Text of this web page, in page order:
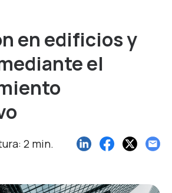
en edificios y
el
2 min.